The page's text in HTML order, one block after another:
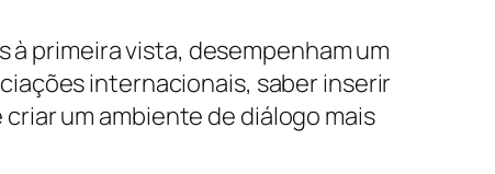
primeira vista, desempenham um
internacionais, saber inserir
um ambiente de diálogo mais